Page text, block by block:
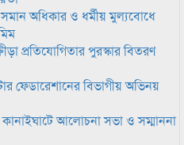
অধিকার ও ধর্মীয় মুল্যবোধে
প্রতিযোগিতার পুরস্কার বিতরণ
ফেডারেশানের বিভাগীয় অভিনয়
আলোচনা সভা ও সম্মাননা